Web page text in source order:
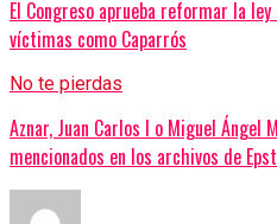
El Congreso aprueba reformar la
víctimas como Caparrós
No te pierdas
Aznar, Juan Carlos I o Miguel Ángel
mencionados en los archivos de